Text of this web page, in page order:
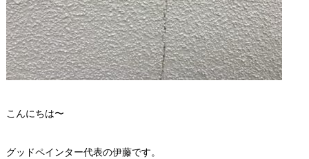
こんにちは〜
グッドペインター代表の伊藤です。